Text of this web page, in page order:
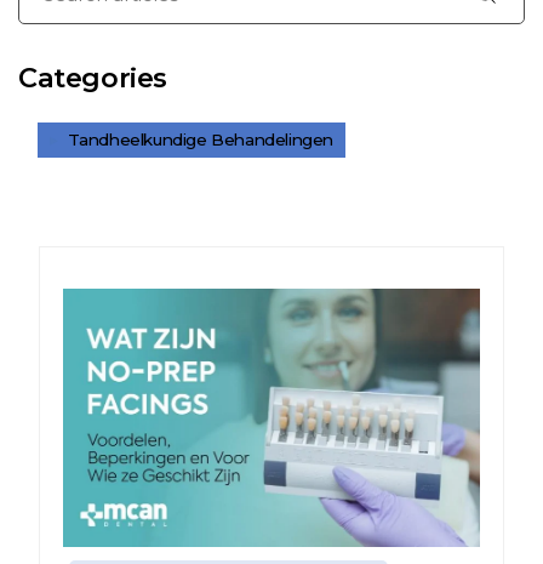
Categories
Tandheelkundige Behandelingen